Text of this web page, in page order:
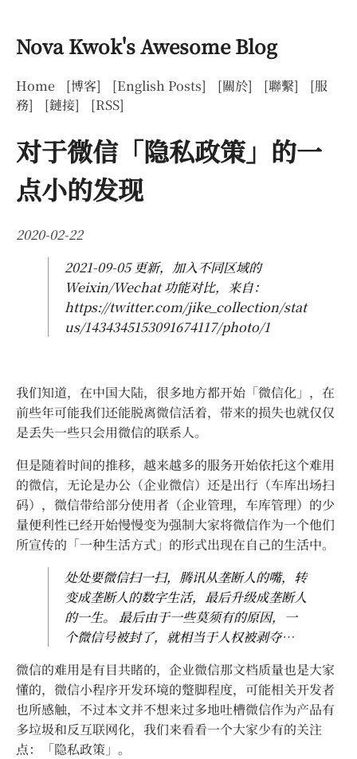
Nova Kwok's Awesome Blog
Home [博客] [English Posts] [關於] [聯繫]
[服
務]
[鏈接] [RSS]
对于微信「隐私政策」的一
点小的发现
2020-02-22
2021-09-05 更新，加入不同区域的
Weixin/Wechat 功能对比，来自：
https://twitter.com/jike_collection/stat
us/1434345153091674117/photo/1
我们知道，在中国大陆，很多地方都开始「微信化」，在
前些年可能我们还能脱离微信活着，带来的损失也就仅仅
是丢失一些只会用微信的联系人。
但是随着时间的推移，越来越多的服务开始依托这个难用
的微信，无论是办公（企业微信）还是出行（车库出场扫
码），微信带给部分使用者（企业管理，车库管理）的少
量便利性已经开始慢慢变为强制大家将微信作为一个他们
所宣传的「一种生活方式」的形式出现在自己的生活中。
处处要微信扫一扫，腾讯从垄断人的嘴，转
变成垄断人的数字生活，最后升级成垄断人
的一生。 最后由于一些莫须有的原因，一
个微信号被封了，就相当于人权被剥夺…
微信的难用是有目共睹的，企业微信那文档质量也是大家
懂的，微信小程序开发环境的蹩脚程度，可能相关开发者
也所感触，不过本文并不想来过多地吐槽微信作为产品有
多垃圾和反互联网化，我们来看看一个大家少有的关注
点：「隐私政策」。